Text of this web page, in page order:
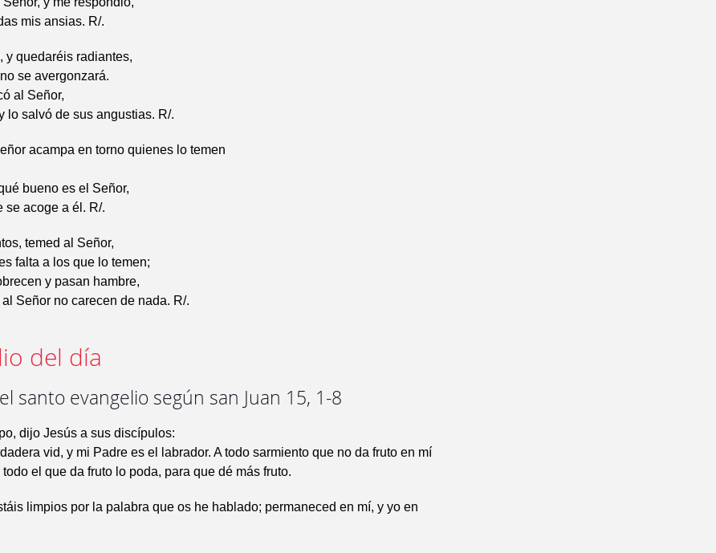
mis ansias. R/.
y quedaréis radiantes,
se avergonzará.
al Señor,
lo salvó de sus angustias. R/.
acampa en torno quienes lo temen
bueno es el Señor,
se acoge a él. R/.
temed al Señor,
falta a los que lo temen;
y pasan hambre,
al Señor no carecen de nada. R/.
del día
santo evangelio según san Juan 15, 1-8
dijo Jesús a sus discípulos:
vid, y mi Padre es el labrador. A todo sarmiento que no da fruto en mí
todo el que da fruto lo poda, para que dé más fruto.
limpios por la palabra que os he hablado; permaneced en mí, y yo en